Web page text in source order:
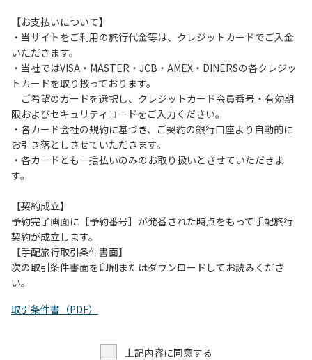
・定期的な施設の消毒。
・スタッフの体調管理、健康チェックの徹底。
・使い捨てスリッパをご用意しております。
・施設内の換気。
※食事中は窓を開けて換気をさせていただく場合がございま
す。また、山の上なので朝晩は冷えます。服装は１枚多めに
ご用意ください。
【お客様へお願い】
・パブリックスペースでは、食事中以外はマスクの着用をお
願いします。
・トイレは各客室のトイレをご利用ください。
※緊急時以外の食堂のトイレの使用は禁止とさせていただき
ます。
【お支払いについて】
・当サイトをご利用の旅行代金等は、クレジットカードでご入金
いただきます。
・当社ではVISA・MASTER・JCB・AMEX・DINERSの各クレジッ
トカードを取り扱っております。
ご希望のカードを選択し、クレジットカード会員番号・有効期
限およびセキュリティコードをご入力ください。
・各カード会社の規約に基づき、ご契約の銀行口座より自動的に
お引き落としさせていただきます。
・各カードとも一括払いのみのお取り扱いとさせていただきま
す。
【契約成立】
予約完了画面に［予約番号］が発番された時点をもって手配旅行
契約が成立します。
【手配旅行取引条件書面】
次の取引条件書面を印刷またはダウンロードしてお読みくださ
い。
取引条件書（PDF）
上記内容に同意する